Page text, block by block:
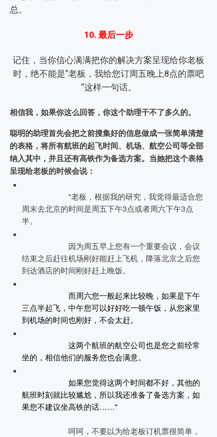
总。
10. 最后一步
记住，当你信心满满把你的解决方案呈现给你老板
时，绝不能是”老板，我给您订周五晚上8点的票吧
“这样一句话。
相信我，如果你这么回答，你这个助理干不了多久的。
聪明的助理首先会把之前搜集好的信息做成一张简单清楚
的表格，将所有航班的起飞时间、机场、航空公司等全部
纳入其中，并且还有高铁作为备选方案。 当她把这个表格
呈现给老板的时候会说：
"老板，根据我的研究，我觉得最适合您
周末去北京的时间是周五下午3点或者周六下午3点
半。
因为周五早上您有一个重要会议，会议
结束之后赶往机场刚好能赶上飞机，降落北京之后您
到达酒店的时间刚好赶上晚饭。
而周六您一般起来比较晚，如果是下午
三点半起飞，中午您可以好好吃一顿午饭，从您家里
到机场的时间也刚好，不会太赶。
这两个航班的航空公司也是您之前经常
坐的，相信他们的服务您也会满意。
如果您觉得这两个时间都不好，其他的
航班时刻就比较尴尬，所以我还准备了备选方案，如
果您不建议坐高铁的话……"
呵呵，不要以为给老板订机票很简单，